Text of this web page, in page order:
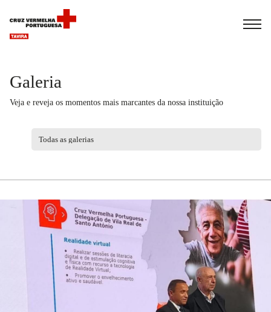
Galeria
Veja e reveja os momentos mais marcantes da nossa instituição